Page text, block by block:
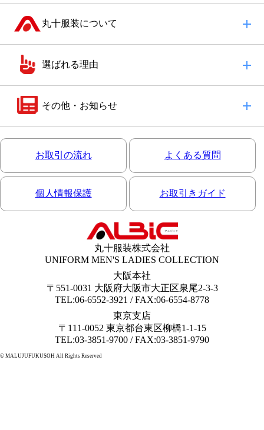
丸十服装について
選ばれる理由
その他・お知らせ
お取引の流れ よくある質問
個人情報保護 お取引きガイド
丸十服装株式会社
UNIFORM MEN'S LADIES COLLECTION
大阪本社
〒551-0031 大阪府大阪市大正区泉尾2-3-3
TEL:06-6552-3921 / FAX:06-6554-8778
東京支店
〒111-0052 東京都台東区柳橋1-1-15
TEL:03-3851-9700 / FAX:03-3851-9790
© MALUJUFUKUSOH All Rights Reserved